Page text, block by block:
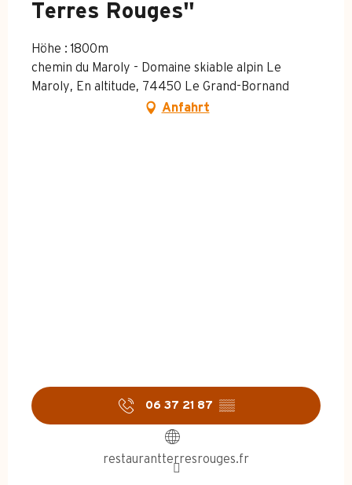
Terres Rouges"
Höhe : 1800m
chemin du Maroly - Domaine skiable alpin Le
Maroly, En altitude, 74450 Le Grand-Bornand
Anfahrt
06 37 21 87 ▒▒
restaurantterresrouges.fr